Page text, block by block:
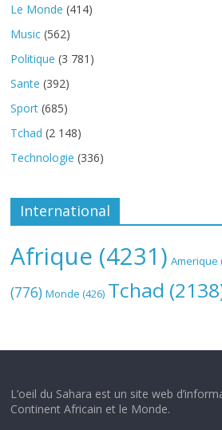
Le Monde (414)
Music (562)
Politique (3 781)
Sante (392)
Sport (685)
Tchad (2 148)
Technologie (336)
International
Afrique (4231) Amerique
(776) Monde (426) Tchad
L’oeil du Sahara est un site web
Continent Africain et le Monde.